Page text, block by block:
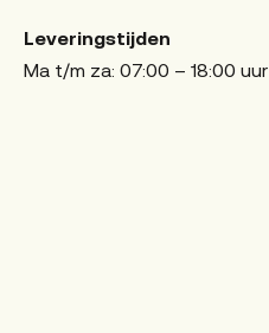
Leveringstijden
Ma t/m za: 07:00 – 18:00 uur